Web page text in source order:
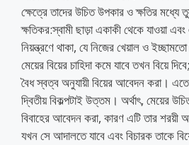
ক্ষেত্রে তাদের উচিত উপকার ও ক্ষতির মধ্যে
ক্ষতিকর:স্বামী ছাড়া একাকী থেকে যাওয়া
নিয়ন্ত্রণে থাকা, যে নিজের খেয়াল ও
মেয়ের বিয়ের চাহিদা কমে যাবে তখন বিয়ে
বৈধ স্বত্ব অনুযায়ী বিয়ের আবেদন করা।
দ্বিতীয় বিকল্পটাই উত্তম। অর্থাৎ, মেয়ের
বিবাহের আবেদন করা, কারণ এটি তার
যখন সে আদালতে যাবে এবং বিচারক তাকে